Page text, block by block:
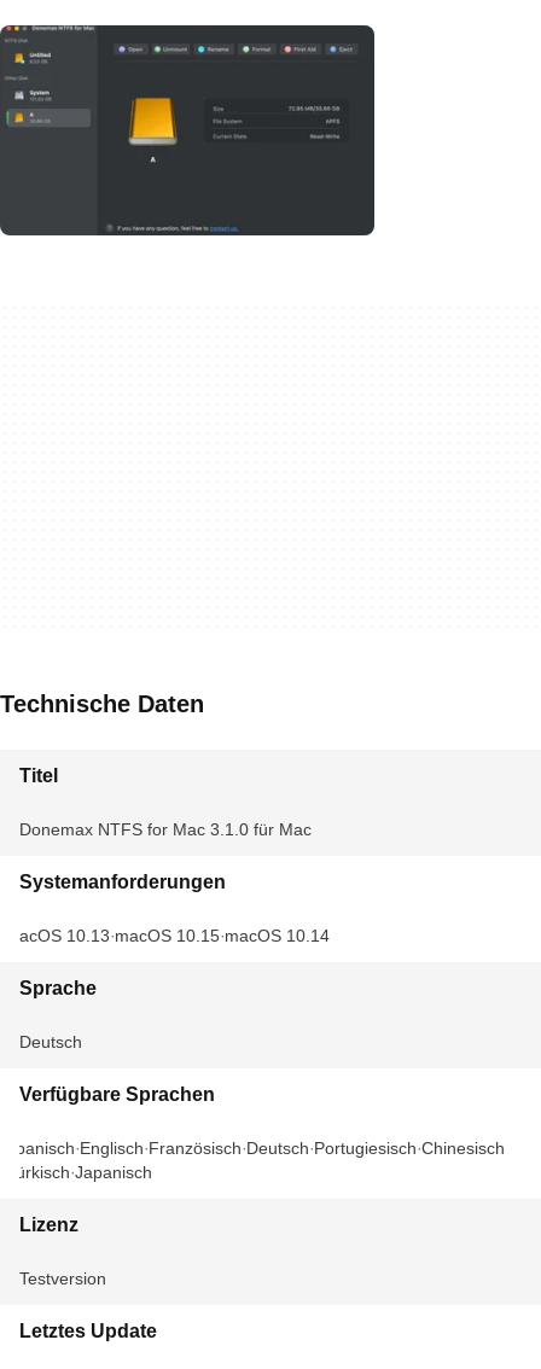
Technische Daten
Titel
Donemax NTFS for Mac 3.1.0 für Mac
Systemanforderungen
macOS 10.13 macOS 10.15 macOS 10.14
Sprache
Deutsch
Verfügbare Sprachen
Spanisch Englisch Französisch Deutsch Portugiesisch Chinesisch
Türkisch Japanisch
Lizenz
Testversion
Letztes Update